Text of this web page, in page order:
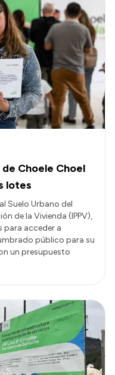
Choele Choel
lotes
Suelo Urbano del
de la Vivienda (IPPV),
para acceder a
público para su
un presupuesto